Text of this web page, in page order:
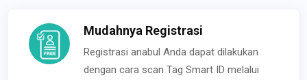
Mudahnya Registrasi
Registrasi anabul Anda dapat dilakukan
dengan cara scan Tag Smart ID melalui